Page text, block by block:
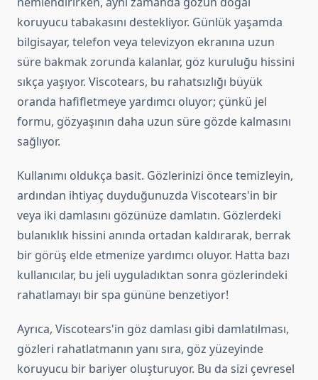
koruyucu tabakasını destekliyor. Günlük yaşamda
bilgisayar, telefon veya televizyon ekranına uzun
süre bakmak zorunda kalanlar, göz kuruluğu hissini
sıkça yaşıyor. Viscotears, bu rahatsızlığı büyük
oranda hafifletmeye yardımcı oluyor; çünkü jel
formu, gözyaşının daha uzun süre gözde kalmasını
sağlıyor.
Kullanımı oldukça basit. Gözlerinizi önce temizleyin,
ardından ihtiyaç duyduğunuzda Viscotears'in bir
veya iki damlasını gözünüze damlatın. Gözlerdeki
bulanıklık hissini anında ortadan kaldırarak, berrak
bir görüş elde etmenize yardımcı oluyor. Hatta bazı
kullanıcılar, bu jeli uyguladıktan sonra gözlerindeki
rahatlamayı bir spa gününe benzetiyor!
Ayrıca, Viscotears'in göz damlası gibi damlatılması,
gözleri rahatlatmanın yanı sıra, göz yüzeyinde
koruyucu bir bariyer oluşturuyor. Bu da sizi çevresel